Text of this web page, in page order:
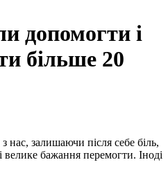
допомогти і
більше 20
нас, залишаючи після себе біль,
велике бажання перемогти. Іноді